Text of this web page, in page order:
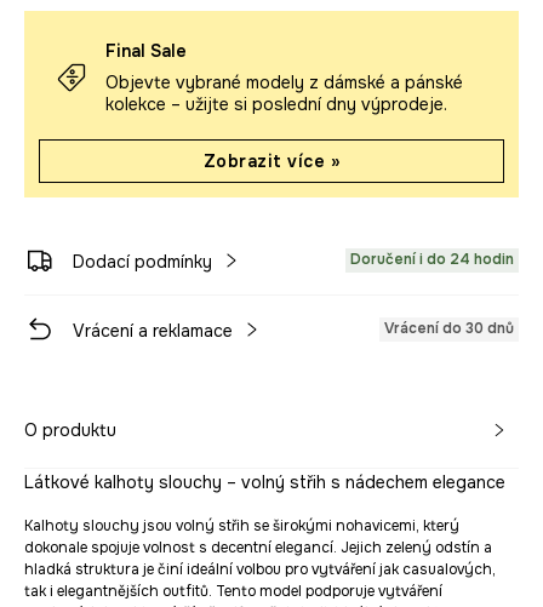
Final Sale
Objevte vybrané modely z dámské a pánské
kolekce – užijte si poslední dny výprodeje.
Zobrazit více »
Dodací podmínky Doručení i do 24 hodin
Vrácení a reklamace Vrácení do 30 dnů
O produktu
Látkové kalhoty slouchy – volný střih s nádechem elegance
Kalhoty slouchy jsou volný střih se širokými nohavicemi, který
dokonale spojuje volnost s decentní elegancí. Jejich zelený odstín a
hladká struktura je činí ideální volbou pro vytváření jak casualových,
tak i elegantnějších outfitů. Tento model podporuje vytváření